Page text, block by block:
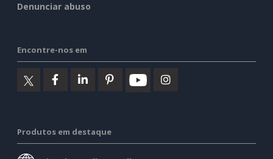
Denunciar abuso
Encontre-nos em
Produtos em destaque